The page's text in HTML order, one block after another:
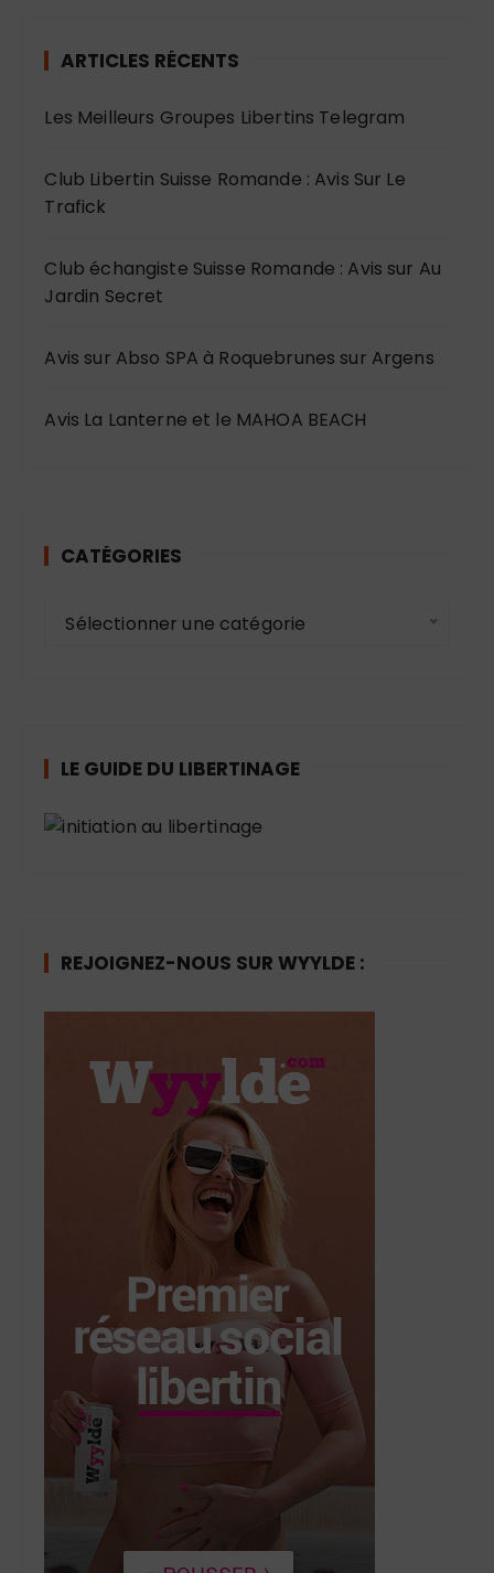
ARTICLES RÉCENTS
Les Meilleurs Groupes Libertins Telegram
Club Libertin Suisse Romande : Avis Sur Le
Trafick
Club échangiste Suisse Romande : Avis sur Au
Jardin Secret
Avis sur Abso SPA à Roquebrunes sur Argens
Avis La Lanterne et le MAHOA BEACH
CATÉGORIES
r
e
Sélectionner une catégorie
LE GUIDE DU LIBERTINAGE
REJOIGNEZ-NOUS SUR WYYLDE :